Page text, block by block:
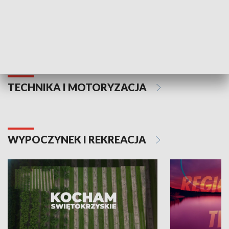
TECHNIKA I MOTORYZACJA
WYPOCZYNEK I REKREACJA